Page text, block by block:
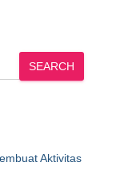
SEARCH
Aktivitas